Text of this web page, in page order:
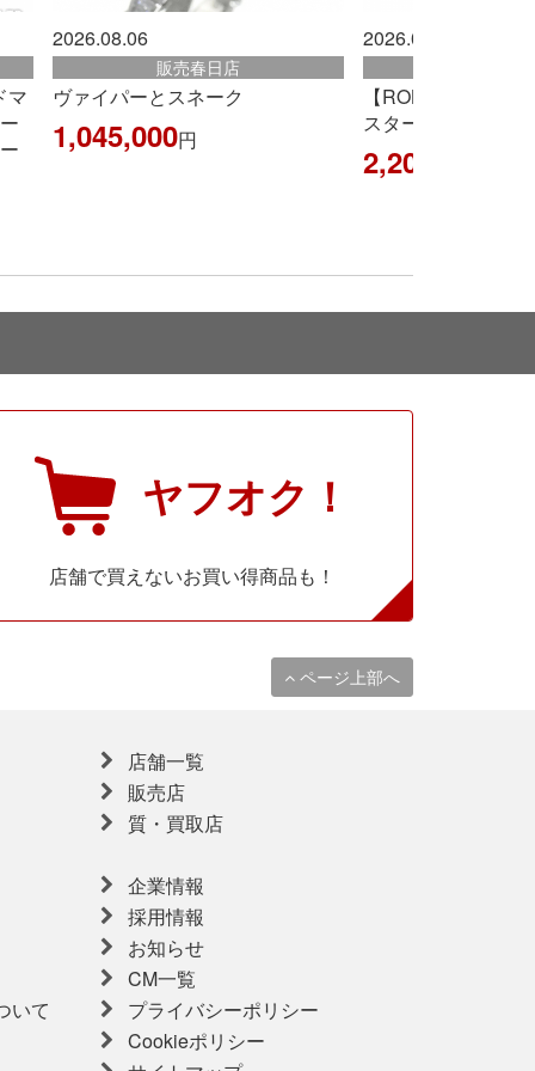
2026.08.06
販売古賀店
【ROLEX】ロレックス 『GMTマ
スター 赤×青ベゼル』
2,200,000
ヤフオク！
店舗で買えないお買い得商品も！
ページ上部へ
いて
店舗一覧
販売店
質・買取店
企業情報
採用情報
お知らせ
CM一覧
プライバシーポリシー
Cookieポリシー